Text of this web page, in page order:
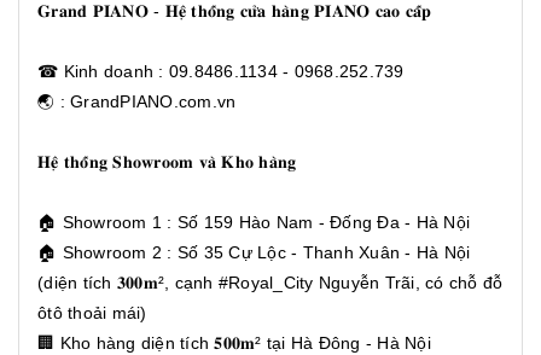
𝐆𝐫𝐚𝐧𝐝 𝐏𝐈𝐀𝐍𝐎 - 𝐇𝐞̣̂ 𝐭𝐡𝐨̂́𝐧𝐠 𝐜𝐮̛̉𝐚 𝐡𝐚̀𝐧𝐠 𝐏𝐈𝐀𝐍𝐎 𝐜𝐚𝐨 𝐜𝐚̂́𝐩
☎ Kinh doanh : 09.8486.1134 - 0968.252.739
🌏 : GrandPIANO.com.vn
𝐇𝐞̣̂ 𝐭𝐡𝐨̂́𝐧𝐠 𝐒𝐡𝐨𝐰𝐫𝐨𝐨𝐦 𝐯𝐚̀ 𝐊𝐡𝐨 𝐡𝐚̀𝐧𝐠
🏠 Showroom 1 : Số 159 Hào Nam - Đống Đa - Hà Nội
🏠 Showroom 2 : Số 35 Cự Lộc - Thanh Xuân - Hà Nội
(diện tích 𝟑𝟎𝟎𝐦², cạnh #Royal_City Nguyễn Trãi, có chỗ đỗ
ôtô thoải mái)
🏢 Kho hàng diện tích 𝟓𝟎𝟎𝐦² tại Hà Đông - Hà Nội